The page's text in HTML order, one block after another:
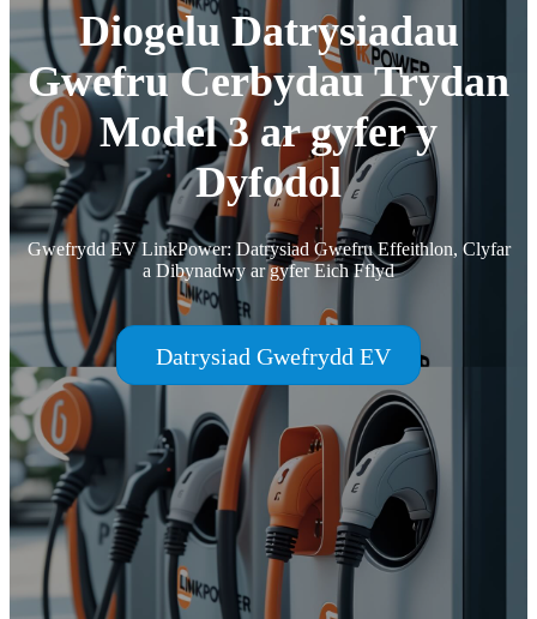
Diogelu Datrysiadau
Gwefru Cerbydau Trydan
Model 3 ar gyfer y
Dyfodol
Gwefrydd EV LinkPower: Datrysiad Gwefru Effeithlon, Clyfar
a Dibynadwy ar gyfer Eich Fflyd
Datrysiad Gwefrydd EV